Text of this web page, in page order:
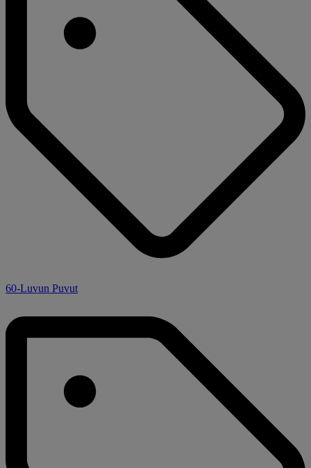
60-Luvun Puvut